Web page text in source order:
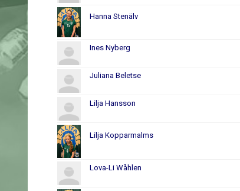
Hanna Stenälv
Ines Nyberg
Juliana Beletse
Lilja Hansson
Lilja Kopparmalms
Lova-Li Wåhlen